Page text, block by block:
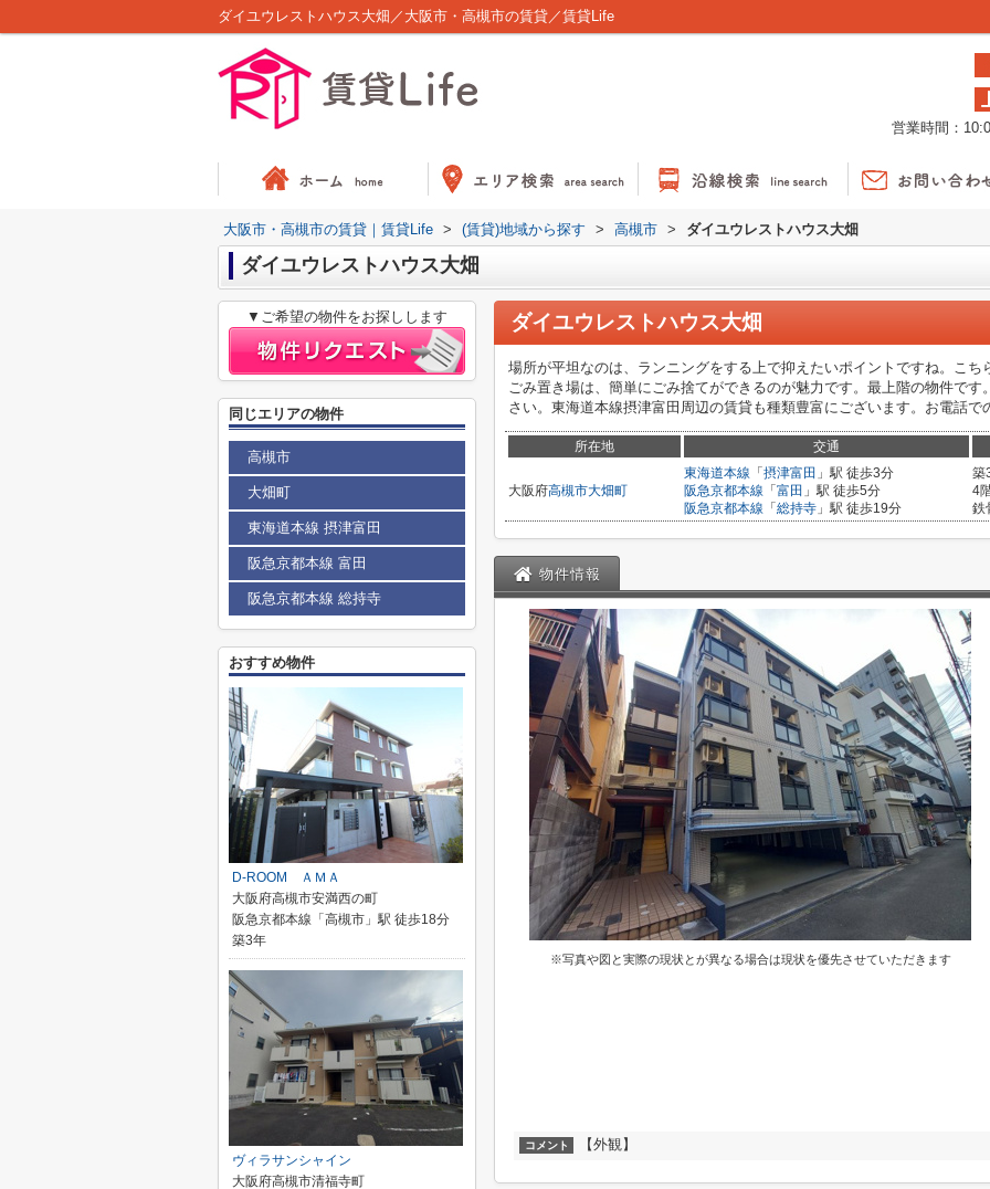
ダイユウレストハウス大畑／大阪市・高槻市の賃貸／賃貸Life
営業時間：
大阪市・高槻市の賃貸｜賃貸Life > (賃貸)地域から探す > 高槻市 > ダイユウレストハウス大畑
ダイユウレストハウス大畑
ダイユウレストハウス大畑
場所が平坦なのは、ランニングをする上で抑えたいポイントですね。こ
ごみ置き場は、簡単にごみ捨てができるのが魅力です。最上階の物件で
さい。東海道本線摂津富田周辺の賃貸も種類豊富にございます。お電話で
所在地 交通
大阪府高槻市大畑町
東海道本線 「 摂津富田 」駅 徒歩3分
阪急京都本線 「 富田 」駅 徒歩5分
阪急京都本線 「 総持寺 」駅 徒歩19分
築
4
鉄
物件情報
※写真や図と実際の現状とが異なる場合は現状を優先させていただきます
コメント 【外観】
▼ご希望の物件をお探しします
同じエリアの物件
高槻市
大畑町
東海道本線 摂津富田
阪急京都本線 富田
阪急京都本線 総持寺
おすすめ物件
D-ROOM ＡＭＡ
大阪府高槻市安満西の町
阪急京都本線「高槻市」駅 徒歩18分
築3年
ヴィラサンシャイン
大阪府高槻市清福寺町